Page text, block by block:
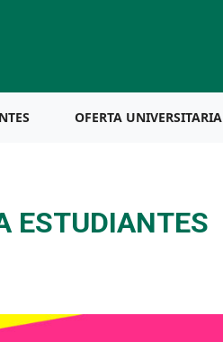
OFERTA UNIVERSITARIA
ESTUDIANTES